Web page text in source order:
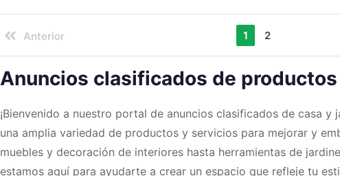
Anterior 1 2
Anuncios clasificados de productos
¡Bienvenido a nuestro portal de anuncios clasificados de casa y
una amplia variedad de productos y servicios para mejorar y
muebles y decoración de interiores hasta herramientas de
estamos aquí para ayudarte a crear un espacio que refleje tu